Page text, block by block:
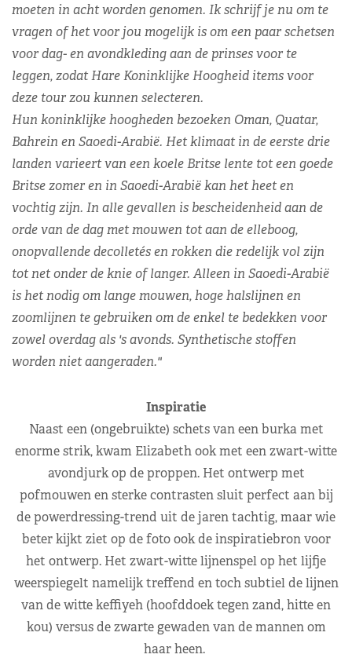
moeten in acht worden genomen. Ik schrijf je nu om te
vragen of het voor jou mogelijk is om een paar schetsen
voor dag- en avondkleding aan de prinses voor te
leggen, zodat Hare Koninklijke Hoogheid items voor
deze tour zou kunnen selecteren.
Hun koninklijke hoogheden bezoeken Oman, Quatar,
Bahrein en Saoedi-Arabië. Het klimaat in de eerste drie
landen varieert van een koele Britse lente tot een goede
Britse zomer en in Saoedi-Arabië kan het heet en
vochtig zijn. In alle gevallen is bescheidenheid aan de
orde van de dag met mouwen tot aan de elleboog,
onopvallende decolletés en rokken die redelijk vol zijn
tot net onder de knie of langer. Alleen in Saoedi-Arabië
is het nodig om lange mouwen, hoge halslijnen en
zoomlijnen te gebruiken om de enkel te bedekken voor
zowel overdag als 's avonds. Synthetische stoffen
worden niet aangeraden."
Inspiratie
Naast een (ongebruikte) schets van een burka met
enorme strik, kwam Elizabeth ook met een zwart-witte
avondjurk op de proppen. Het ontwerp met
pofmouwen en sterke contrasten sluit perfect aan bij
de powerdressing-trend uit de jaren tachtig, maar wie
beter kijkt ziet op de foto ook de inspiratiebron voor
het ontwerp. Het zwart-witte lijnenspel op het lijfje
weerspiegelt namelijk treffend en toch subtiel de lijnen
van de witte keffiyeh (hoofddoek tegen zand, hitte en
kou) versus de zwarte gewaden van de mannen om
haar heen.